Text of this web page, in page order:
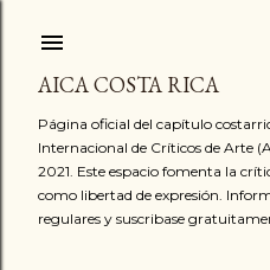
AICA COSTA RICA
Página oficial del capítulo
Internacional de Críticos de Arte
2021. Este espacio fomenta la
como libertad de expresión.
regulares y suscribase